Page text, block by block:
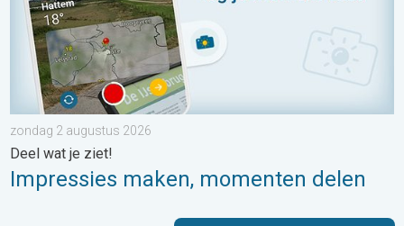
zondag 2 augustus 2026
Deel wat je ziet!
Impressies maken, momenten delen